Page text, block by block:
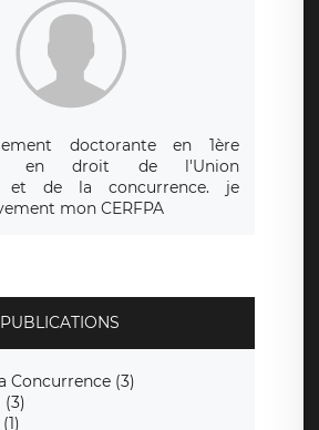
société LÉGAVOX, sis 9 rue Léopold
joignable à l’adresse mail :
Vous avez également
une réclamation auprès d’une autorité
doctorante en 1ère
en droit de l'Union
et de la concurrence. je
mon CERFPA
Concurrence (3)